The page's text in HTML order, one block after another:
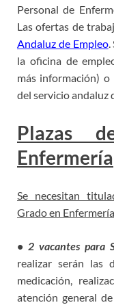
Personal de
Las ofertas de
Andaluz de Empleo.
la oficina de
más información)
del servicio andaluz
Plazas
Enfermería
Se necesitan
Grado en
• 2 vacantes para
realizar serán las
medicación,
atención general